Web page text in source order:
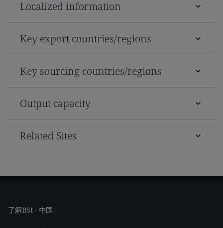
Localized information
Key export countries/regions
Key sourcing countries/regions
Output capacity
Related Sites
了解BSI - 中国